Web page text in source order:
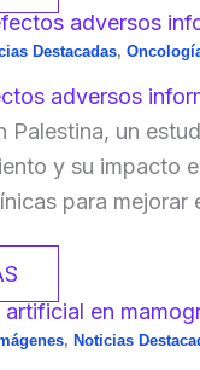
Destacadas,
adversos
Palestina, un
y su impacto
para mejorar
, Noticias